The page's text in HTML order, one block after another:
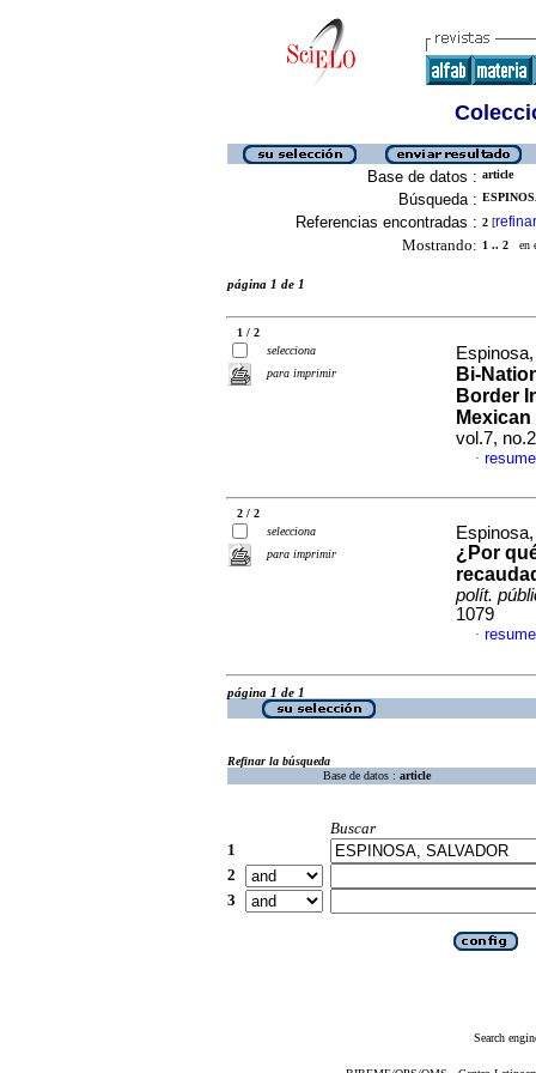
Base de datos : article
Búsqueda :
Referencias encontradas : 2 [refinar
Mostrando: 1 .. 2 en
página 1 de 1
1 / 2
selecciona
para imprimir
Bi-
Border
vol.7,
·
2 / 2
selecciona
para imprimir
¿Por
polít.
1079
·
página 1 de 1
Refinar la búsqueda
Base de datos : article
Buscar
1
2
3
Search